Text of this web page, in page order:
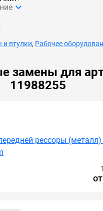
замены для
11988255
рессоры (металл)
от
обновляем цены и
Втулка штока г/ц
(Аналог (VOLVO)) по
и втулки, Рабочее